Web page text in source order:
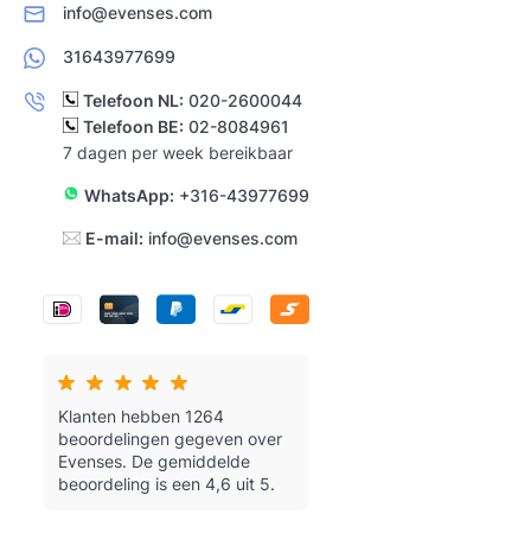
info@evenses.com
31643977699
Telefoon NL: 020-2600044
Telefoon BE: 02-8084961
7 dagen per week bereikbaar
WhatsApp: +316-43977699
E-mail: info@evenses.com
Klanten hebben 1264
beoordelingen gegeven over
Evenses. De gemiddelde
beoordeling is een 4,6 uit 5.